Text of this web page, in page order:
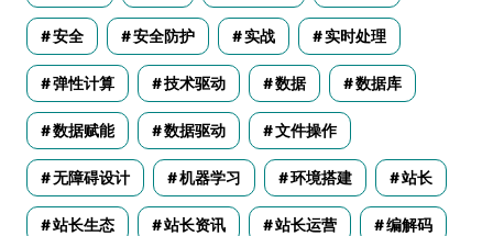
安全 安全防护 实战 实时处理
弹性计算 技术驱动 数据 数据库
数据赋能 数据驱动 文件操作
无障碍设计 机器学习 环境搭建 站长
站长生态 站长资讯 站长运营 编解码